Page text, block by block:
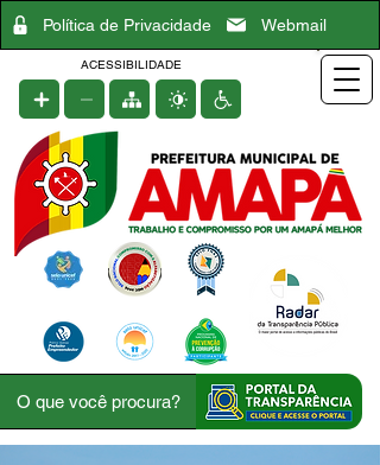
Política de Privacidade Webmail
ACESSIBILIDADE